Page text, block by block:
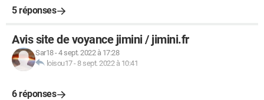
5 réponses
Avis site de voyance jimini / jimini.fr
Sar18-4 sept. 2022 à 17:28
loisou17- 8 sept. 2022 à 10:41
6 réponses